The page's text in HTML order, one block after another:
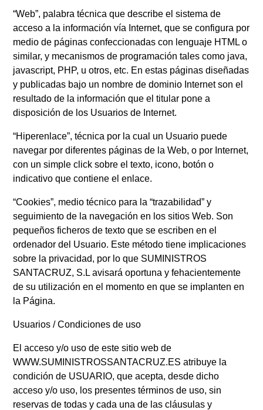
“Web”, palabra técnica que describe el sistema de
acceso a la información vía Internet, que se configura por
medio de páginas confeccionadas con lenguaje HTML o
similar, y mecanismos de programación tales como java,
javascript, PHP, u otros, etc. En estas páginas diseñadas
y publicadas bajo un nombre de dominio Internet son el
resultado de la información que el titular pone a
disposición de los Usuarios de Internet.
“Hiperenlace”, técnica por la cual un Usuario puede
navegar por diferentes páginas de la Web, o por Internet,
con un simple click sobre el texto, icono, botón o
indicativo que contiene el enlace.
“Cookies”, medio técnico para la “trazabilidad” y
seguimiento de la navegación en los sitios Web. Son
pequeños ficheros de texto que se escriben en el
ordenador del Usuario. Este método tiene implicaciones
sobre la privacidad, por lo que SUMINISTROS
SANTACRUZ, S.L avisará oportuna y fehacientemente
de su utilización en el momento en que se implanten en
la Página.
Usuarios / Condiciones de uso
El acceso y/o uso de este sitio web de
WWW.SUMINISTROSSANTACRUZ.ES atribuye la
condición de USUARIO, que acepta, desde dicho
acceso y/o uso, los presentes términos de uso, sin
reservas de todas y cada una de las cláusulas y